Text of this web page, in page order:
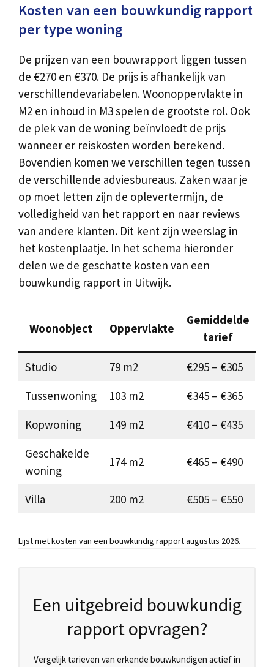
Kosten van een bouwkundig rapport
per type woning
De prijzen van een bouwrapport liggen tussen
de €270 en €370. De prijs is afhankelijk van
verschillendevariabelen. Woonoppervlakte in
M2 en inhoud in M3 spelen de grootste rol. Ook
de plek van de woning beïnvloedt de prijs
wanneer er reiskosten worden berekend.
Bovendien komen we verschillen tegen tussen
de verschillende adviesbureaus. Zaken waar je
op moet letten zijn de oplevertermijn, de
volledigheid van het rapport en naar reviews
van andere klanten. Dit kent zijn weerslag in
het kostenplaatje. In het schema hieronder
delen we de geschatte kosten van een
bouwkundig rapport in Uitwijk.
Woonobject Oppervlakte
Gemiddelde
tarief
Studio 79 m2
€295 – €305
Tussenwoning
103 m2
€345 – €365
Kopwoning
149 m2
€410 – €435
Geschakelde
woning
174 m2 €465 – €490
Villa 200 m2 €505 – €550
Lijst met kosten van een bouwkundig rapport augustus 2026.
Een uitgebreid bouwkundig
rapport opvragen?
Vergelijk tarieven van erkende bouwkundigen actief in